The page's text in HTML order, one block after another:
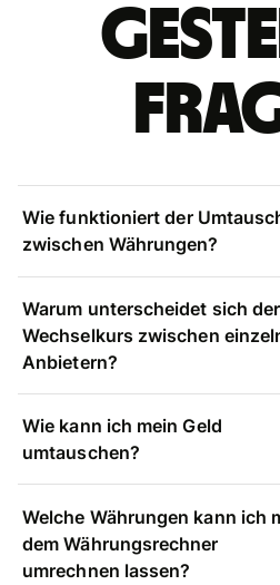
Wie funktioniert der
zwischen Währungen?
Warum unterscheidet sich der
Wechselkurs zwischen
Anbietern?
Wie kann ich mein Geld
umtauschen?
Welche Währungen kann ich
dem Währungsrechner
umrechnen lassen?